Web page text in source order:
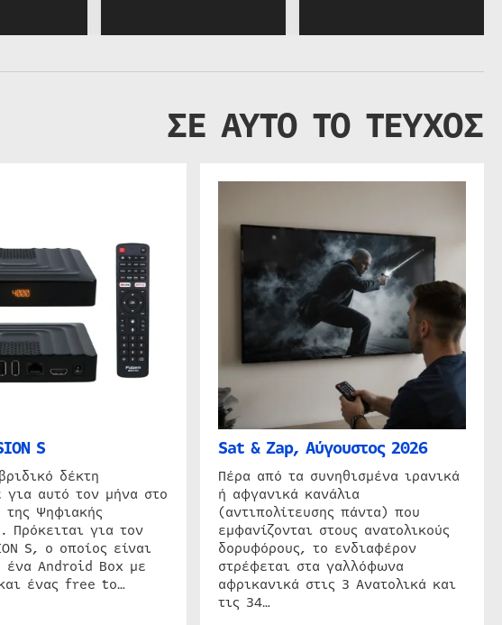
ΣΕ ΑΥΤΟ ΤΟ ΤΕΥΧΟΣ
S
δέκτη
για αυτό τον μήνα στο
της Ψηφιακής
Πρόκειται για τον
S, ο οποίος είναι
ένα Android Box με
ένας free to…
Sat & Zap, Αύγουστος 2026
Πέρα από τα συνηθισμένα ιρανικά
ή αφγανικά κανάλια
(αντιπολίτευσης πάντα) που
εμφανίζονται στους ανατολικούς
δορυφόρους, το ενδιαφέρον
στρέφεται στα γαλλόφωνα
αφρικανικά στις 3 Ανατολικά και
τις 34…